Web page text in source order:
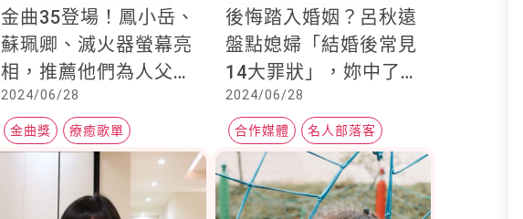
金曲35登場！鳳小岳、
蘇珮卿、滅火器螢幕亮
相，推薦他們為人父母
後給家庭的溫柔歌單
2024/06/28
金曲獎 療癒歌單
後悔踏入婚姻？呂秋遠
盤點媳婦「結婚後常見
14大罪狀」，妳中了幾
項？
2024/06/28
合作媒體 名人部落客
UDN元氣網